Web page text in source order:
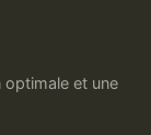
optimale et une